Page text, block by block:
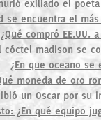
exiliado el
se encuentra el
¿Qué compró EE.UU.
cóctel madison se
¿En que oceano se
moneda de oro
un Oscar por su
¿En qué equipo